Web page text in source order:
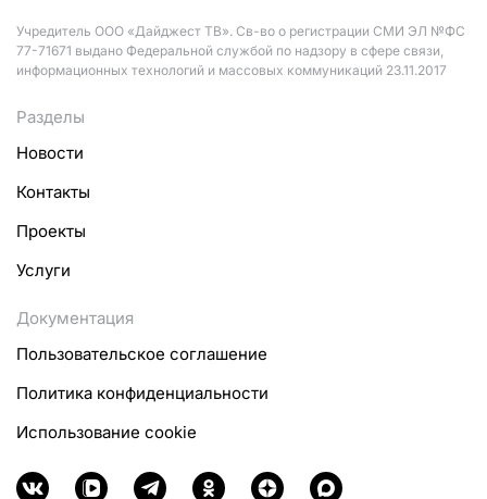
Учредитель ООО «Дайджест ТВ». Св-во о регистрации СМИ ЭЛ №ФС
77-71671 выдано Федеральной службой по надзору в сфере связи,
информационных технологий и массовых коммуникаций 23.11.2017
Разделы
Новости
Контакты
Проекты
Услуги
Документация
Пользовательское соглашение
Политика конфиденциальности
Использование cookie